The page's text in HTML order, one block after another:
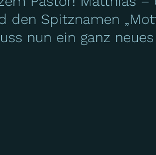
den Spitznamen
nun ein ganz